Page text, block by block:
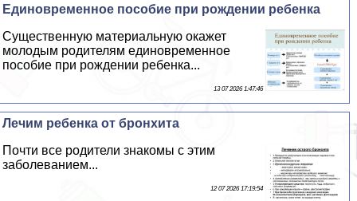
Единовременное пособие при рождении ребенка
Существенную материальную окажет
молодым родителям единовременное
пособие при рождении ребенка...
13 07 2026 1:47:46
Лечим ребенка от бронхита
Почти все родители знакомы с этим
заболеванием...
12 07 2026 17:19:54